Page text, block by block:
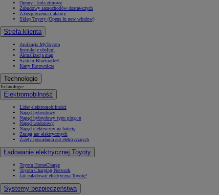
Opony i koła zimowe
Zabudowy samochodów dostawczych
Zabezpieczenia i alarmy
Sklep Toyoty (Opens in new window)
Strefa klienta
Aplikacja MyToyota
Instrukcje obsługi
Aktualizacja map
System Bluetooth®
Karty Ratownicze
Technologie
Technologie
Elektromobilność
Lider elektromobilności
Napęd hybrydowy
Napęd hybrydowy typu plug-in
Napęd wodorowy
Napęd elektryczny na baterię
Zasięg aut elektrycznych
Zalety posiadania aut elektrycznych
Ładowanie elektrycznej Toyoty
Toyota HomeCharge
Toyota Charging Network
Jak naładować elektryczną Toyotę?
Systemy bezpieczeństwa